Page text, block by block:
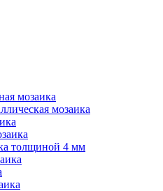
мозаика
мозаика
толщиной 4 мм